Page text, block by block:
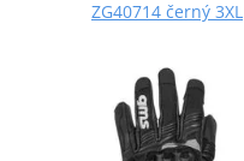
ZG40714 černý 3XL